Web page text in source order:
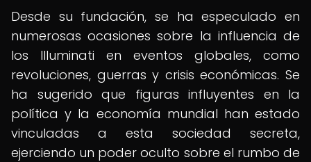
Desde su fundación, se ha especulado en
numerosas ocasiones sobre la influencia de
los Illuminati en eventos globales, como
revoluciones, guerras y crisis económicas. Se
ha sugerido que figuras influyentes en la
política y la economía mundial han estado
vinculadas a esta sociedad secreta,
ejerciendo un poder oculto sobre el rumbo de